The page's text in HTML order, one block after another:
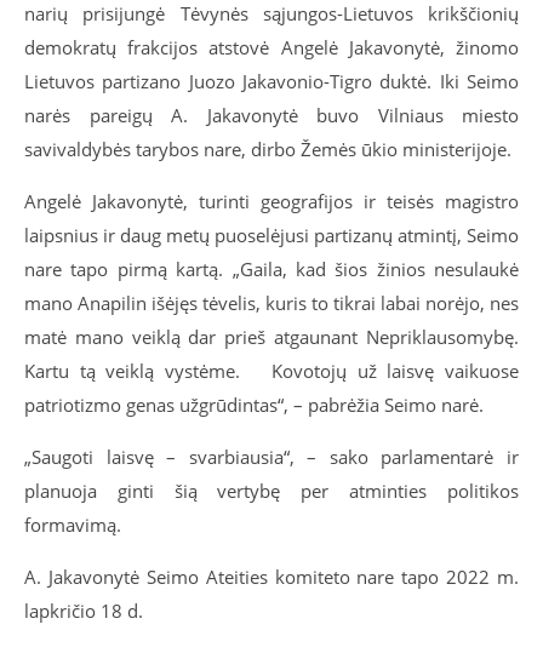
narių prisijungė Tėvynės sąjungos-Lietuvos krikščionių
demokratų frakcijos atstovė Angelė Jakavonytė, žinomo
Lietuvos partizano Juozo Jakavonio-Tigro duktė. Iki Seimo
narės pareigų A. Jakavonytė buvo Vilniaus miesto
savivaldybės tarybos nare, dirbo Žemės ūkio ministerijoje.
Angelė Jakavonytė, turinti geografijos ir teisės magistro
laipsnius ir daug metų puoselėjusi partizanų atmintį, Seimo
nare tapo pirmą kartą. „Gaila, kad šios žinios nesulaukė
mano Anapilin išėjęs tėvelis, kuris to tikrai labai norėjo, nes
matė mano veiklą dar prieš atgaunant Nepriklausomybę.
Kartu tą veiklą vystėme. Kovotojų už laisvę vaikuose
patriotizmo genas užgrūdintas“, – pabrėžia Seimo narė.
„Saugoti laisvę – svarbiausia“, – sako parlamentarė ir
planuoja ginti šią vertybę per atminties politikos
formavimą.
A. Jakavonytė Seimo Ateities komiteto nare tapo 2022 m.
lapkričio 18 d.